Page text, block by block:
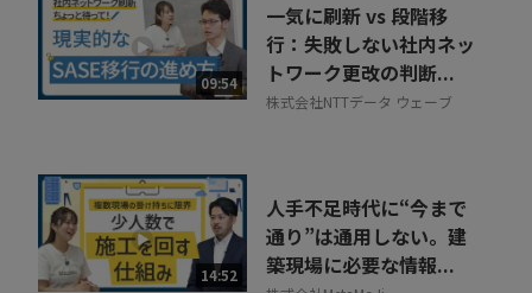
09:54
一気に刷新 vs 段階移
行：失敗しない社内ネッ
トワーク更改の判断...
株式会社NTTデータ ウェーブ
14:52
人手不足時代に“今まで
通り”は通用しない。建
築現場に必要な情報...